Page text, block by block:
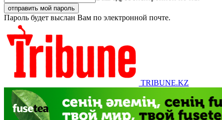
Пароль будет выслан Вам по электронной почте.
TRIBUNE.KZ